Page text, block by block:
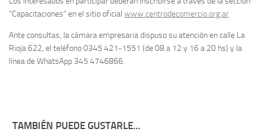
“Capacitaciones” en el sitio oficial www.centrodecomercio.org.ar
Ante consultas, la cámara empresaria dispuso su atención en calle La
Rioja 622, el teléfono 0345 421-1551 (de 08 a 12 y 16 a 20 hs) y la
línea de WhatsApp 345 4746866.
TAMBIÉN PUEDE GUSTARLE...